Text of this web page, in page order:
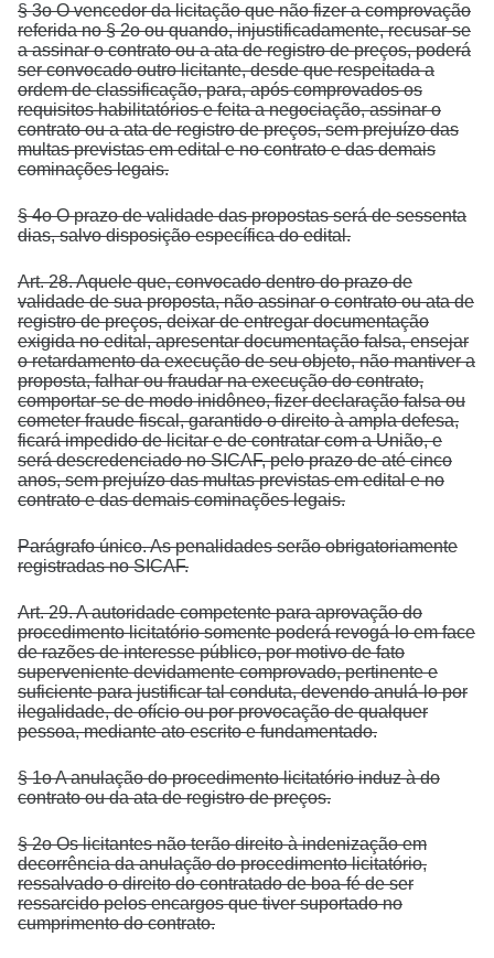
§ 3o O vencedor da licitação que não fizer a comprovação
referida no § 2o ou quando, injustificadamente, recusar-se
a assinar o contrato ou a ata de registro de preços, poderá
ser convocado outro licitante, desde que respeitada a
ordem de classificação, para, após comprovados os
requisitos habilitatórios e feita a negociação, assinar o
contrato ou a ata de registro de preços, sem prejuízo das
multas previstas em edital e no contrato e das demais
cominações legais.
§ 4o O prazo de validade das propostas será de sessenta
dias, salvo disposição específica do edital.
Art. 28. Aquele que, convocado dentro do prazo de
validade de sua proposta, não assinar o contrato ou ata de
registro de preços, deixar de entregar documentação
exigida no edital, apresentar documentação falsa, ensejar
o retardamento da execução de seu objeto, não mantiver a
proposta, falhar ou fraudar na execução do contrato,
comportar-se de modo inidôneo, fizer declaração falsa ou
cometer fraude fiscal, garantido o direito à ampla defesa,
ficará impedido de licitar e de contratar com a União, e
será descredenciado no SICAF, pelo prazo de até cinco
anos, sem prejuízo das multas previstas em edital e no
contrato e das demais cominações legais.
Parágrafo único. As penalidades serão obrigatoriamente
registradas no SICAF.
Art. 29. A autoridade competente para aprovação do
procedimento licitatório somente poderá revogá-lo em face
de razões de interesse público, por motivo de fato
superveniente devidamente comprovado, pertinente e
suficiente para justificar tal conduta, devendo anulá-lo por
ilegalidade, de ofício ou por provocação de qualquer
pessoa, mediante ato escrito e fundamentado.
§ 1o A anulação do procedimento licitatório induz à do
contrato ou da ata de registro de preços.
§ 2o Os licitantes não terão direito à indenização em
decorrência da anulação do procedimento licitatório,
ressalvado o direito do contratado de boa-fé de ser
ressarcido pelos encargos que tiver suportado no
cumprimento do contrato.